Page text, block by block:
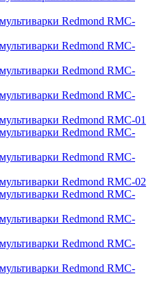
Redmond RMC-
Redmond RMC-
Redmond RMC-
Redmond RMC-
Redmond RMC-01
Redmond RMC-
Redmond RMC-
Redmond RMC-02
Redmond RMC-
Redmond RMC-
Redmond RMC-
Redmond RMC-